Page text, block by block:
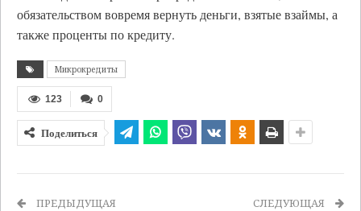
обязательством вовремя вернуть деньги, взятые взаймы, а
также проценты по кредиту.
Микрокредиты
0
123
Поделиться
ПРЕДЫДУЩАЯ СЛЕДУЮЩАЯ